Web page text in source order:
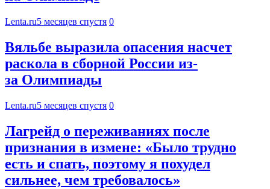
Lenta.ru5 месяцев спустя 0
Вяльбе выразила опасения насчет
раскола в сборной России из-
за Олимпиады
Lenta.ru5 месяцев спустя 0
Лагрейд о переживаниях после
признания в измене: «Было трудно
есть и спать, поэтому я похудел
сильнее, чем требовалось»